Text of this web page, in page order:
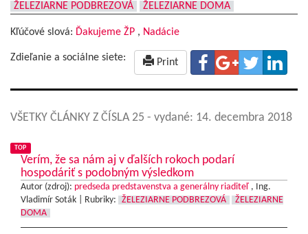
ŽELEZIARNE PODBREZOVÁ
ŽELEZIARNE DOMA
Kľúčové slová: Ďakujeme ŽP , Nadácie
Zdieľanie a sociálne siete: Print
VŠETKY ČLÁNKY Z ČÍSLA 25 - vydané: 14. decembra 2018
TOP
Verím, že sa nám aj v ďalších rokoch podarí
hospodáriť s podobným výsledkom
Autor (zdroj): predseda predstavenstva a generálny riaditeľ
, Ing.
Vladimír Soták |
Rubriky: ŽELEZIARNE PODBREZOVÁ
ŽELEZIARNE
DOMA